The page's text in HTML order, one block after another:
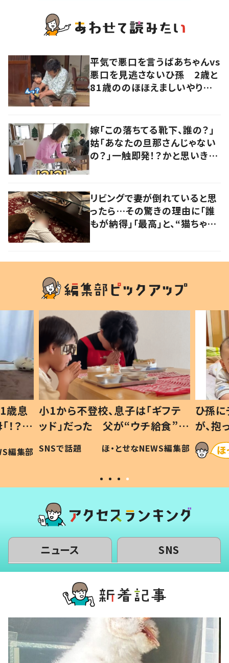
平気で悪口を言うばあちゃんvs
悪口を見逃さないひ孫 2歳と
81歳ののほほえましいやり取り
嫁「この落ちてる靴下、誰の？」
姑「あなたの旦那さんじゃない
の？」一触即発！？かと思いき
リビングで妻が倒れていると思
ったら…その驚きの理由に「誰
もが納得」「最高」と、“猫ちゃん
歳息
？」
編集部
小1から不登校、息子は「ギフテ
ッド」だった 父が“ウチ給食”を
作り続ける理由とは #令和の親
#令和の子
SNSで話題 ほ・とせなNEWS編集部
ひ孫
が、
「涙が
い」
ニュース SNS